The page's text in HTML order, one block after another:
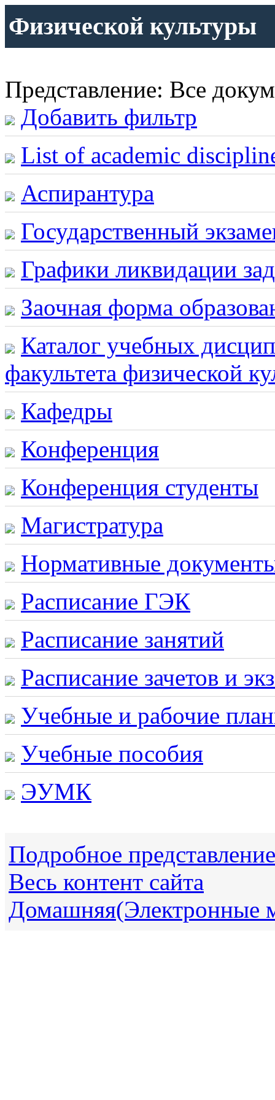
Физической культуры
Представление: Все
Добавить фильтр
List of academic
Аспирантура
Государственный
Графики ликвидации
Заочная форма
Каталог учебных
факультета физической
Кафедры
Конференция
Конференция студенты
Магистратура
Нормативные
Расписание ГЭК
Расписание занятий
Расписание зачетов и
Учебные и рабочие
Учебные пособия
ЭУМК
Подробное представление
Весь контент сайта
Домашняя(Электронные